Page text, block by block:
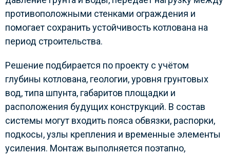
противоположными стенками ограждения и
помогает сохранить устойчивость котлована на
период строительства.
Решение подбирается по проекту с учётом
глубины котлована, геологии, уровня грунтовых
вод, типа шпунта, габаритов площадки и
расположения будущих конструкций. В состав
системы могут входить пояса обвязки, распорки,
подкосы, узлы крепления и временные элементы
усиления. Монтаж выполняется поэтапно,